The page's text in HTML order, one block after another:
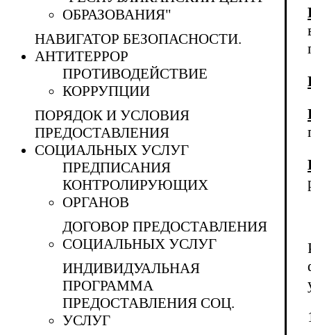
ОБРАЗОВАНИЯ"
НАВИГАТОР БЕЗОПАСНОСТИ.
АНТИТЕРРОР
ПРОТИВОДЕЙСТВИЕ
КОРРУПЦИИ
ПОРЯДОК И УСЛОВИЯ
ПРЕДОСТАВЛЕНИЯ
СОЦИАЛЬНЫХ УСЛУГ
ПРЕДПИСАНИЯ
КОНТРОЛИРУЮЩИХ
ОРГАНОВ
ДОГОВОР ПРЕДОСТАВЛЕНИЯ
СОЦИАЛЬНЫХ УСЛУГ
ИНДИВИДУАЛЬНАЯ
ПРОГРАММА
ПРЕДОСТАВЛЕНИЯ СОЦ.
УСЛУГ